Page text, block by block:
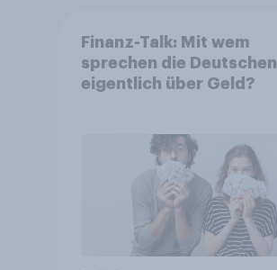
Finanz-Talk: Mit wem
sprechen die Deutschen
eigentlich über Geld?